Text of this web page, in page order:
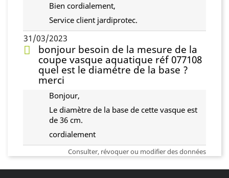
Bien cordialement,
Service client jardiprotec.
31/03/2023
bonjour besoin de la mesure de la
coupe vasque aquatique réf 077108
quel est le diamétre de la base ?
merci
Bonjour,
Le diamètre de la base de cette vasque est
de 36 cm.
cordialement
Consulter, révoquer ou modifier des données